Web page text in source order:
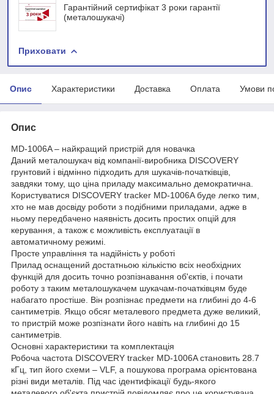
Гарантійний сертифікат 3 роки гарантії
(металошукачі)
Приховати
Опис Характеристики Доставка Оплата Умови
Опис
MD-1006A – найкращий пристрій для новачка
Даний металошукач від компанії-виробника DISCOVERY
грунтовий і відмінно підходить для шукачів-початківців,
завдяки тому, що ціна приладу максимально демократична.
Користуватися DISCOVERY tracker MD-1006A буде легко тим,
хто не мав досвіду роботи з подібними приладами, адже в
ньому передбачено наявність досить простих опцій для
керування, а також є можливість експлуатації в
автоматичному режимі.
Просте управління та надійність у роботі
Прилад оснащений достатньою кількістю всіх необхідних
функцій для досить точно розпізнавання об'єктів, і почати
роботу з таким металошукачем шукачам-початківцям буде
набагато простіше. Він розпізнає предмети на глибині до 4-6
сантиметрів. Якщо обсяг металевого предмета дуже великий,
то пристрій може розпізнати його навіть на глибині до 15
сантиметрів.
Основні характеристики та комплектація
Робоча частота DISCOVERY tracker MD-1006A становить 28.7
кГц, тип його схеми – VLF, а пошукова програма орієнтована
різні види металів. Під час ідентифікації будь-якого